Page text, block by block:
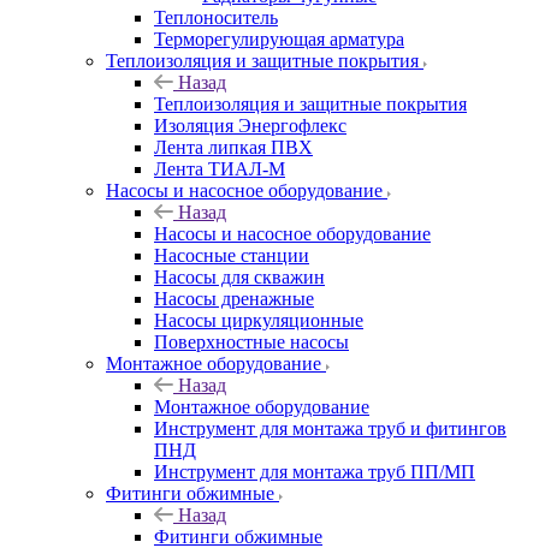
Теплоноситель
Терморегулирующая арматура
Теплоизоляция и защитные покрытия
Назад
Теплоизоляция и защитные покрытия
Изоляция Энергофлекс
Лента липкая ПВХ
Лента ТИАЛ-М
Насосы и насосное оборудование
Назад
Насосы и насосное оборудование
Насосные станции
Насосы для скважин
Насосы дренажные
Насосы циркуляционные
Поверхностные насосы
Монтажное оборудование
Назад
Монтажное оборудование
Инструмент для монтажа труб и фитингов
ПНД
Инструмент для монтажа труб ПП/МП
Фитинги обжимные
Назад
Фитинги обжимные